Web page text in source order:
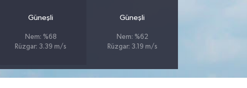
Güneşli
Nem: %68
Rüzgar: 3.39 m/s
Güneşli
Nem: %62
Rüzgar: 3.19 m/s